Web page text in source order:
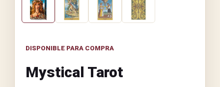
DISPONIBLE PARA COMPRA
Mystical Tarot